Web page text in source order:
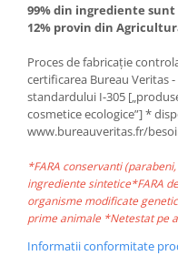
99% din ingrediente
12% provin din
Proces de fabricație
certificarea Bureau Veritas -
standardului I-305
cosmetice ecologice”] *
www.bureauveritas.fr/
*FARA conservanti
ingrediente sintetice*FARA
organisme modificate
prime animale *Netestat pe
Informatii conformitate